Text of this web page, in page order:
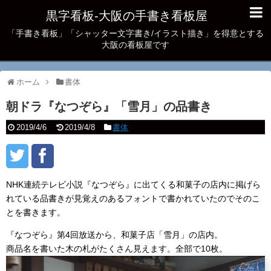
黒字看板‐大阪の手書き看板屋
「手書き看板」「シャッター文字書き/イラスト描き」を得意とする
大阪の看板屋です
ホーム 書体
朝ドラ『なつぞら』「雪月」の品書き
2019/4/6 2019/4/8 書体
NHK連続テレビ小説『なつぞら』に出てくる和菓子の店内に掲げら
れている品書きが見覚えのあるフォントで書かれていたのでそのこ
とを書きます。
『なつぞら』第4回放送から、和菓子店「雪月」の店内。
商品名を書いた木の札がたくさん見えます。全部で10枚。